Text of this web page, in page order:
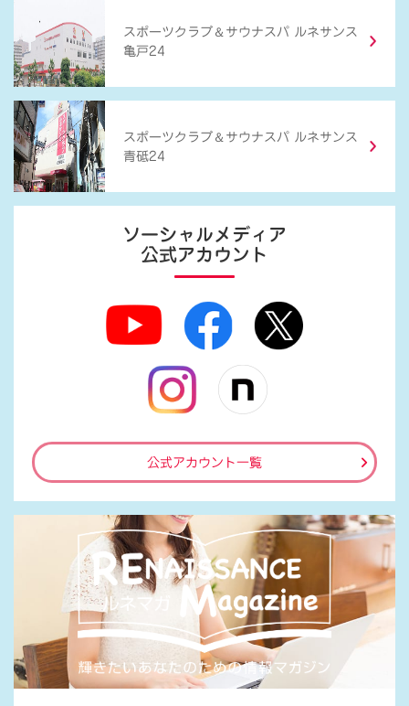
スポーツクラブ ＆ サウナスパ ルネサンス
亀戸24
スポーツクラブ ＆ サウナスパ ルネサンス
青砥24
ソーシャルメディア
公式アカウント
公式アカウント一覧